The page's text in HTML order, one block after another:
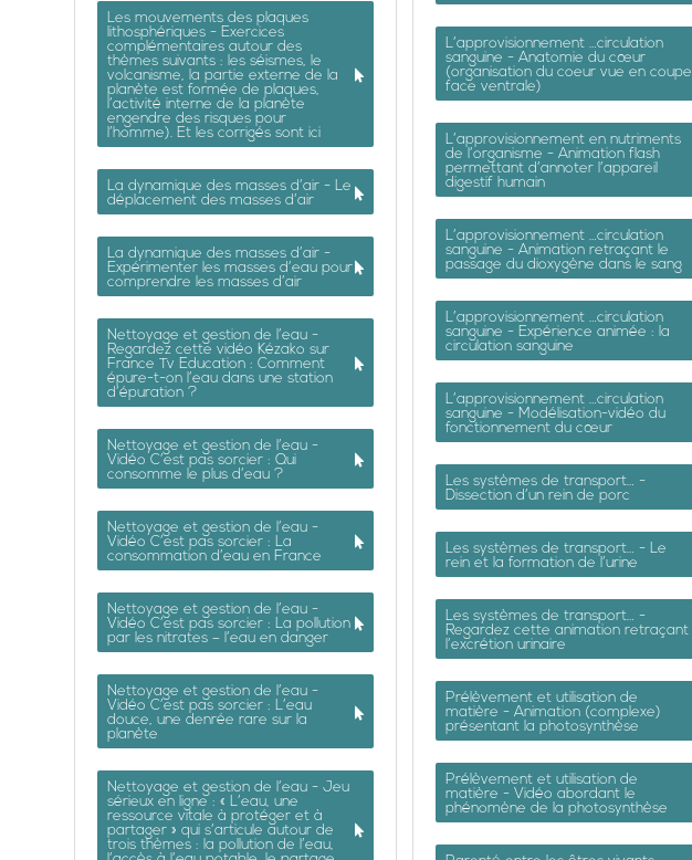
Les mouvements des plaques
lithosphériques - Exercices
complémentaires autour des
thèmes suivants : les séismes, le
volcanisme, la partie externe de la
planète est formée de plaques,
l’activité interne de la planète
engendre des risques pour
l’homme). Et les corrigés sont ici
La dynamique des masses d’air - Le
déplacement des masses d’air
La dynamique des masses d’air -
Expérimenter les masses d’eau pour
comprendre les masses d’air
Nettoyage et gestion de l’eau -
Regardez cette vidéo Kézako sur
France Tv Education : Comment
épure-t-on l’eau dans une station
d’épuration ?
Nettoyage et gestion de l’eau -
Vidéo C’est pas sorcier : Qui
consomme le plus d’eau ?
Nettoyage et gestion de l’eau -
Vidéo C’est pas sorcier : La
consommation d’eau en France
Nettoyage et gestion de l’eau -
Vidéo C’est pas sorcier : La pollution
par les nitrates – l’eau en danger
Nettoyage et gestion de l’eau -
Vidéo C’est pas sorcier : L’eau
douce, une denrée rare sur la
planète
Nettoyage et gestion de l’eau - Jeu
sérieux en ligne : « L’eau, une
ressource vitale à protéger et à
partager » qui s’articule autour de
trois thèmes : la pollution de l’eau,
L’approvisionnement …circulation
sanguine - Anatomie du cœur
(organisation du coeur vue en coupe
face ventrale)
L’approvisionnement en nutriments
de l’organisme - Animation flash
permettant d’annoter l’appareil
digestif humain
L’approvisionnement …circulation
sanguine - Animation retraçant le
passage du dioxygène dans le sang
L’approvisionnement …circulation
sanguine - Expérience animée : la
circulation sanguine
L’approvisionnement …circulation
sanguine - Modélisation-vidéo du
fonctionnement du cœur
Les systèmes de transport… -
Dissection d’un rein de porc
Les systèmes de transport… - Le
rein et la formation de l’urine
Les systèmes de transport… -
Regardez cette animation retraçant
l’excrétion urinaire
Prélèvement et utilisation de
matière - Animation (complexe)
présentant la photosynthèse
Prélèvement et utilisation de
matière - Vidéo abordant le
phénomène de la photosynthèse